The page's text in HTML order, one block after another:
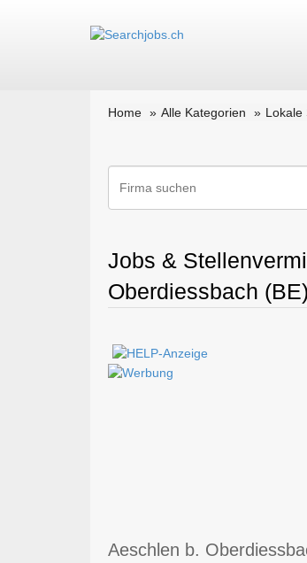
Home Alle Kategorien Lokale
Jobs &
Oberdiessbach (BE)
Aeschlen b.